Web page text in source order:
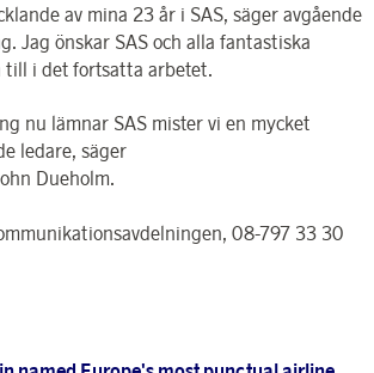
av mina 23 år i SAS, säger avgående
Jag önskar SAS och alla fantastiska
till i det fortsatta arbetet.
nu lämnar SAS mister vi en mycket
ledare, säger
Dueholm.
08-797 33 30